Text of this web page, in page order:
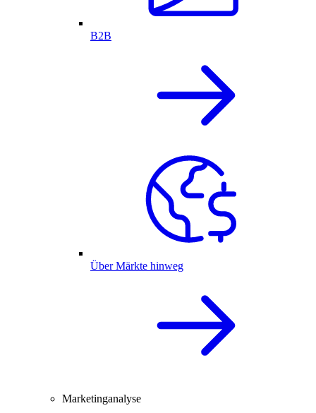
B2B
Über Märkte hinweg
Marketinganalyse